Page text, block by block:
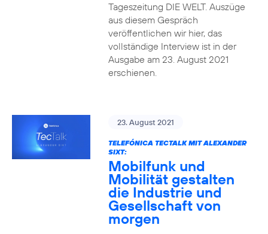
Tageszeitung DIE WELT. Auszüge
aus diesem Gespräch
veröffentlichen wir hier, das
vollständige Interview ist in der
Ausgabe am 23. August 2021
erschienen.
23. August 2021
TELEFÓNICA TECTALK MIT ALEXANDER
SIXT:
Mobilfunk und
Mobilität gestalten
die Industrie und
Gesellschaft von
morgen